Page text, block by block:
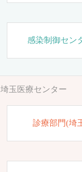
感染制御セン
埼玉医療センター
診療部門(埼